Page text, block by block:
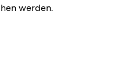
werden.